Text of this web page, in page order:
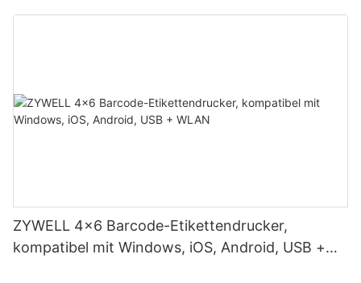
ZYWELL 4x6 Barcode-Etikettendrucker,
kompatibel mit Windows, iOS, Android, USB +